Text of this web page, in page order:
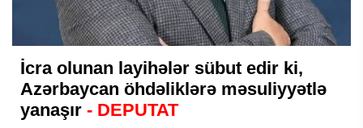
İcra olunan layihələr sübut edir ki,
Azərbaycan öhdəliklərə məsuliyyətlə
yanaşır - DEPUTAT